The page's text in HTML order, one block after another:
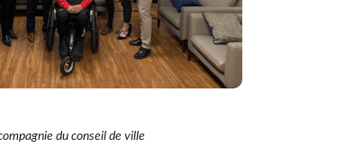
du conseil de ville